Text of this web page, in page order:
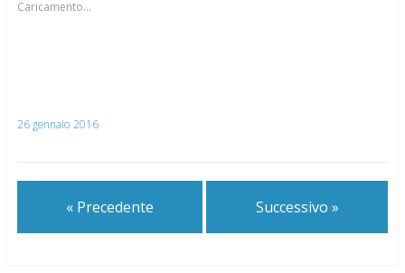
Caricamento...
26 gennaio 2016
« Precedente Successivo »